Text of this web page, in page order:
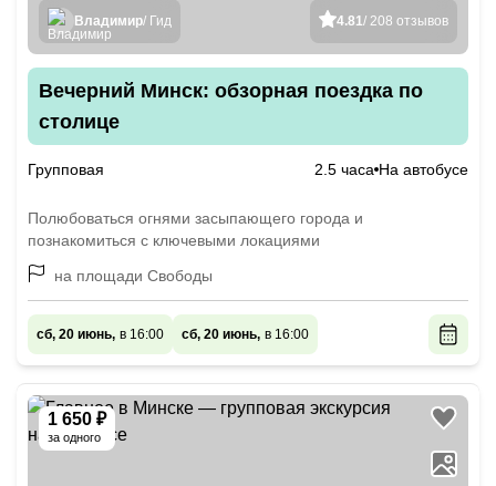
4.81/ 208 отзывов
Владимир/ Гид
Вечерний Минск: обзорная поездка по
столице
Групповая 2.5 часа На автобусе
Полюбоваться огнями засыпающего города и
познакомиться с ключевыми локациями
на площади Свободы
сб, 20 июнь, в 16:00 сб, 20 июнь, в 16:00
1 650 ₽
за одного